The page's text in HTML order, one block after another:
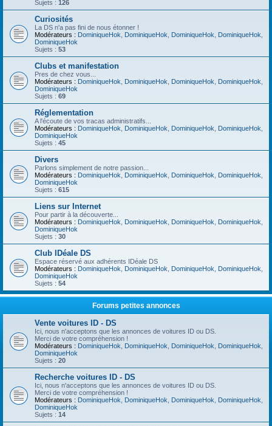
Sujets : 126
Curiosités
La DS n'a pas fini de nous étonner !
Modérateurs : DominiqueHok DominiqueHok DominiqueHok DominiqueHok
DominiqueHok
Sujets : 53
Clubs et manifestation
Pres de chez vous...
Modérateurs : DominiqueHok DominiqueHok DominiqueHok DominiqueHok
DominiqueHok
Sujets : 69
Réglementation
A l'écoute de vos tracas administratifs...
Modérateurs : DominiqueHok DominiqueHok DominiqueHok DominiqueHok
DominiqueHok
Sujets : 45
Divers
Parlons simplement de notre passion...
Modérateurs : DominiqueHok DominiqueHok DominiqueHok DominiqueHok
DominiqueHok
Sujets : 615
Liens sur Internet
Pour partir à la découverte...
Modérateurs : DominiqueHok DominiqueHok DominiqueHok DominiqueHok
DominiqueHok
Sujets : 30
Club IDéale DS
Espace réservé aux adhérents IDéale DS
Modérateurs : DominiqueHok DominiqueHok DominiqueHok DominiqueHok
DominiqueHok
Sujets : 54
Forums petites annonces
Vente voitures ID - DS
Ici, nous n'acceptons que les annonces de voitures ID ou DS.
Merci de votre compréhension !
Modérateurs : DominiqueHok DominiqueHok DominiqueHok DominiqueHok
DominiqueHok
Sujets : 20
Recherche voitures ID - DS
Ici, nous n'acceptons que les annonces de voitures ID ou DS.
Merci de votre compréhension !
Modérateurs : DominiqueHok DominiqueHok DominiqueHok DominiqueHok
DominiqueHok
Sujets : 14